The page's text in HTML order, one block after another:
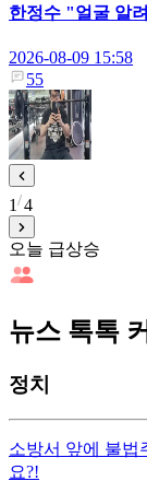
한정수 "얼굴 알
2026-08-09 15:58
55
1 4
오늘 급상승
뉴스 톡톡
정치
소방서 앞에 불법
요?!